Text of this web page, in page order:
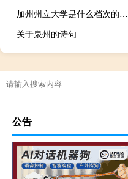
加州州立大学是什么档次的大学
关于泉州的诗句
公告